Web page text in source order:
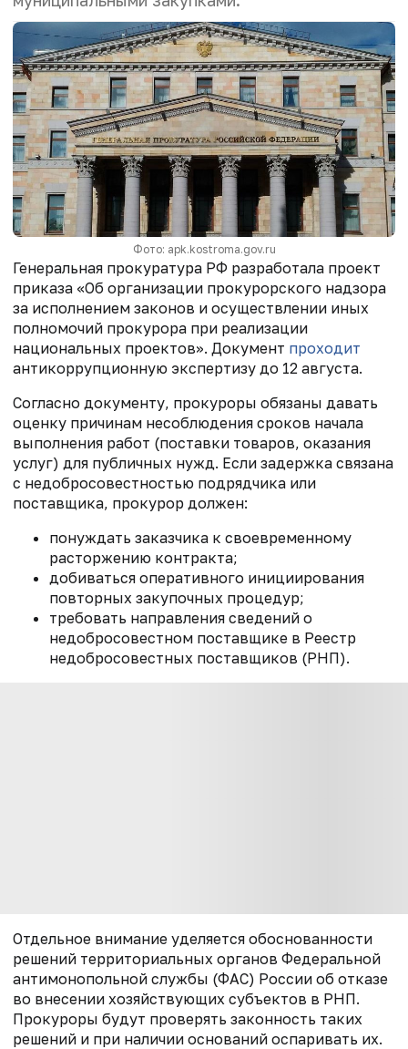
Фото: apk.kostroma.gov.ru
Генеральная прокуратура РФ разработала проект
приказа «Об организации прокурорского надзора
за исполнением законов и осуществлении иных
полномочий прокурора при реализации
национальных проектов». Документ проходит
антикоррупционную экспертизу до 12 августа.
Согласно документу, прокуроры обязаны давать
оценку причинам несоблюдения сроков начала
выполнения работ (поставки товаров, оказания
услуг) для публичных нужд. Если задержка связана
с недобросовестностью подрядчика или
поставщика, прокурор должен:
понуждать заказчика к своевременному
расторжению контракта;
добиваться оперативного инициирования
повторных закупочных процедур;
требовать направления сведений о
недобросовестном поставщике в Реестр
недобросовестных поставщиков (РНП).
Отдельное внимание уделяется обоснованности
решений территориальных органов Федеральной
антимонопольной службы (ФАС) России об отказе
во внесении хозяйствующих субъектов в РНП.
Прокуроры будут проверять законность таких
решений и при наличии оснований оспаривать их.